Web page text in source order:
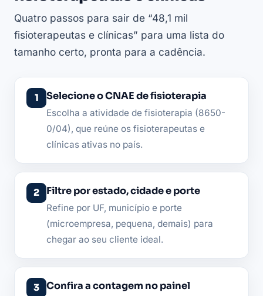
Quatro passos para sair de “48,1 mil
fisioterapeutas e clínicas” para uma lista do
tamanho certo, pronta para a cadência.
Selecione o CNAE de fisioterapia
Escolha a atividade de fisioterapia (8650-
0/04), que reúne os fisioterapeutas e
clínicas ativas no país.
Filtre por estado, cidade e porte
Refine por UF, município e porte
(microempresa, pequena, demais) para
chegar ao seu cliente ideal.
Confira a contagem no painel